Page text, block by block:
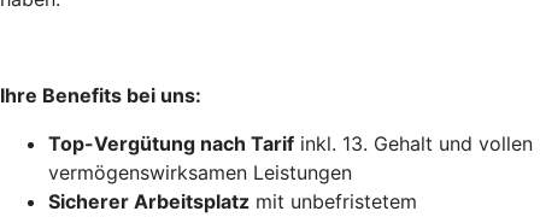
Ihre Benefits bei uns:
Top-Vergütung nach Tarif inkl. 13. Gehalt und vollen
vermögenswirksamen Leistungen
Sicherer Arbeitsplatz mit unbefristetem